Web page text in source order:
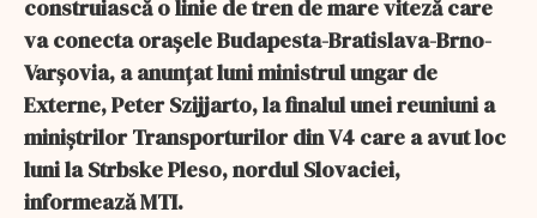
construiască o linie de tren de mare viteză care
va conecta oraşele Budapesta-Bratislava-Brno-
Varşovia, a anunţat luni ministrul ungar de
Externe, Peter Szijjarto, la finalul unei reuniuni a
miniştrilor Transporturilor din V4 care a avut loc
luni la Strbske Pleso, nordul Slovaciei,
informează MTI.